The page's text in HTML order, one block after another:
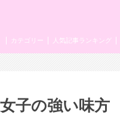
人気記事ランキング
カテゴリー
子の強い味方